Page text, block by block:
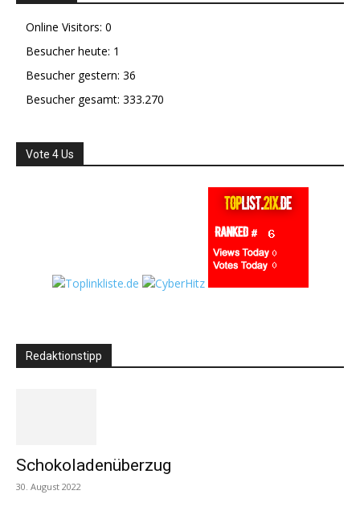
Online Visitors: 0
Besucher heute: 1
Besucher gestern: 36
Besucher gesamt: 333.270
Vote 4 Us
Redaktionstipp
Schokoladenüberzug
30. August 2022